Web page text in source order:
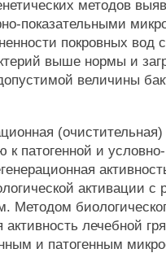
методов
показательными
покровных вод
выше нормы и
величины
патогенной и
активации
Методом
лечебной
и патогенным